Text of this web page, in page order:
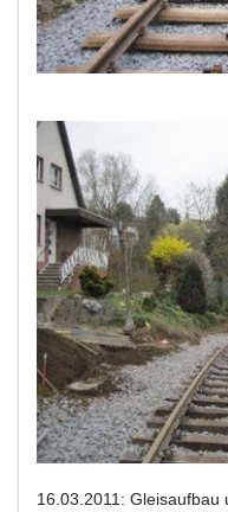
16.03.2011: Gleisaufbau